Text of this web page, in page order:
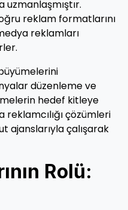
uzmanlaşmıştır.
reklam formatlarını
reklamları
düzenleme ve
hedef kitleye
reklamcılığı çözümleri
ajanslarıyla çalışarak
Rolü: